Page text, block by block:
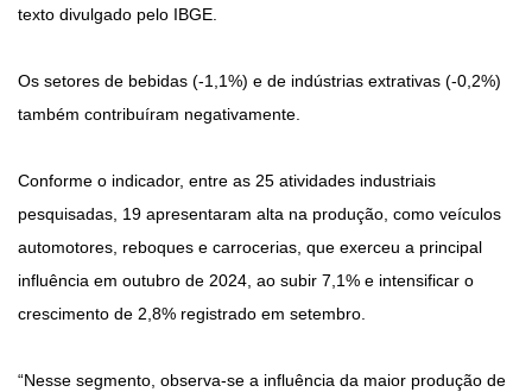
texto divulgado pelo IBGE.
Os setores de bebidas (-1,1%) e de indústrias extrativas (-0,2%)
também contribuíram negativamente.
Conforme o indicador, entre as 25 atividades industriais
pesquisadas, 19 apresentaram alta na produção, como veículos
automotores, reboques e carrocerias, que exerceu a principal
influência em outubro de 2024, ao subir 7,1% e intensificar o
crescimento de 2,8% registrado em setembro.
“Nesse segmento, observa-se a influência da maior produção de